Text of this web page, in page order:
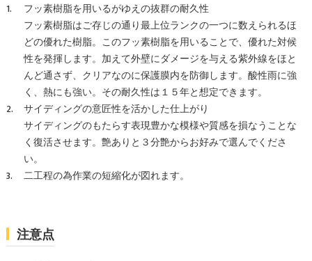
フッ素樹脂を用いるがゆえの抜群の耐久性
フッ素樹脂はご存じの通り最上位ランクの一つに数えられるほ
どの優れた樹脂。このフッ素樹脂を用いることで、優れた対候
性を発揮します。加えて外壁にダメージを与える紫外線をほと
んど通さず、クリアなのに保護膜内を防御します。酸性雨に強
く、熱にも強い。その耐久性は１５年と想定できます。
サイディングの意匠性を活かした仕上がり
サイディングのもたらす表現豊かな模様や質感を損なうことな
く復活させます。艶ありと３分艶からお好みで選んでくださ
い。
二工程の為作業の短縮化が図れます。
注意点